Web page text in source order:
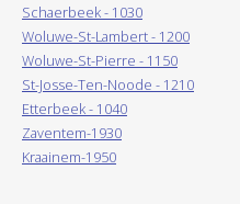
Schaerbeek - 1030
Woluwe-St-Lambert - 1200
Woluwe-St-Pierre - 1150
St-Josse-Ten-Noode - 1210
Etterbeek - 1040
Zaventem-1930
Kraainem-1950